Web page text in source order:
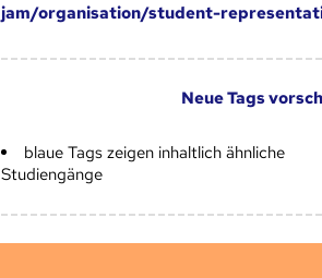
jam/organisation/student-
Neue Tags
blaue Tags zeigen inhaltlich ähnliche
Studiengänge